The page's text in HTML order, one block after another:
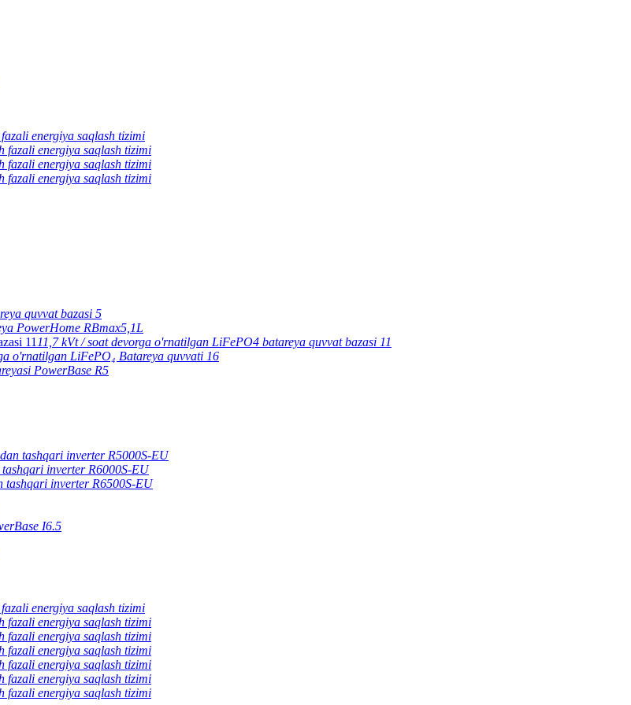
energiya saqlash tizimi
fazali energiya saqlash tizimi
fazali energiya saqlash tizimi
fazali energiya saqlash tizimi
quvvat bazasi 5
PowerHome RBmax5,1L
11,7 kVt / soat devorga o'rnatilgan LiFePO4 batareya quvvat bazasi 11
o'rnatilgan LiFePO₄ Batareya quvvati 16
PowerBase R5
tashqari inverter R5000S-EU
inverter R6000S-EU
tashqari inverter R6500S-EU
I6.5
energiya saqlash tizimi
fazali energiya saqlash tizimi
fazali energiya saqlash tizimi
fazali energiya saqlash tizimi
fazali energiya saqlash tizimi
fazali energiya saqlash tizimi
fazali energiya saqlash tizimi